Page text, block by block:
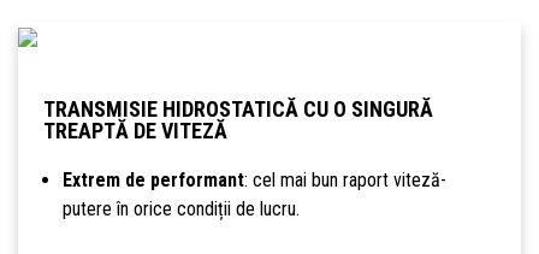
TRANSMISIE HIDROSTATICĂ CU O SINGURĂ
TREAPTĂ DE VITEZĂ
Extrem de performant: cel mai bun raport viteză-
putere în orice condiții de lucru.